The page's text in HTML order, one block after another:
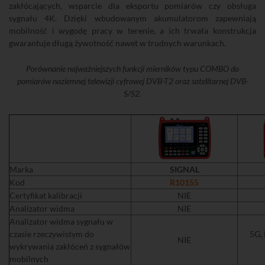
zakłócających, wsparcie dla eksportu pomiarów czy obsługa
sygnału 4K. Dzięki wbudowanym akumulatorom zapewniają
mobilność i wygodę pracy w terenie, a ich trwała konstrukcja
gwarantuje długą żywotność nawet w trudnych warunkach.
Porównanie najważniejszych funkcji mierników typu COMBO do
pomiarów naziemnej telewizji cyfrowej DVB-T2 oraz satelitarnej DVB-
S/S2.
Marka
SIGNAL
Kod
R10155
Certyfikat kalibracji
NIE
Analizator widma
NIE
Analizator widma sygnału w
czasie rzeczywistym do
wykrywania zakłóceń z sygnałów
mobilnych
NIE
5G,